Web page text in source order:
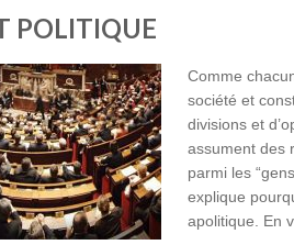
POLITIQUE
Comme
société et
divisions et
assument des
parmi les
explique
apolitique. En